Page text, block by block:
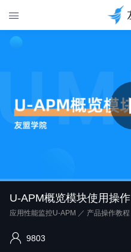

U-APM概览模块使用操作
应用性能监控U-APM ／ 产品操作教程
9803